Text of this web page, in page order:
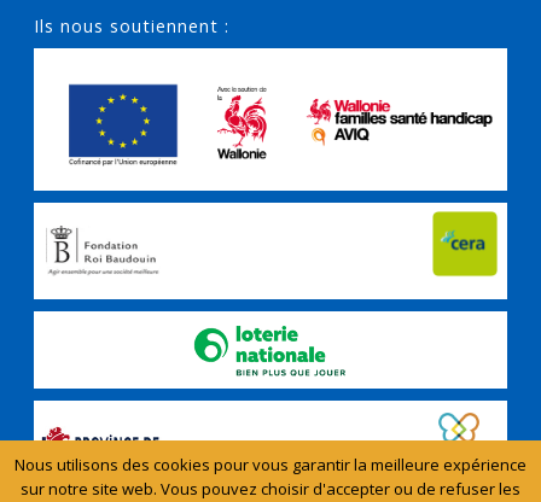
Ils nous soutiennent :
Nous utilisons des cookies pour vous garantir la meilleure expérience
sur notre site web. Vous pouvez choisir d'accepter ou de refuser les